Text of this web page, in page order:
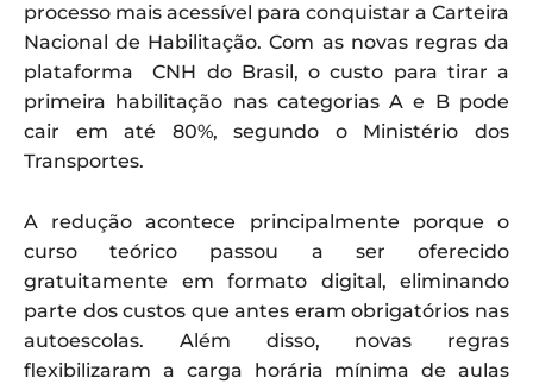
processo mais acessível para conquistar a Carteira
Nacional de Habilitação. Com as novas regras da
plataforma CNH do Brasil⁠, o custo para tirar a
primeira habilitação nas categorias A e B pode
cair em até 80%, segundo o Ministério dos
Transportes.
A redução acontece principalmente porque o
curso teórico passou a ser oferecido
gratuitamente em formato digital, eliminando
parte dos custos que antes eram obrigatórios nas
autoescolas. Além disso, novas regras
flexibilizaram a carga horária mínima de aulas